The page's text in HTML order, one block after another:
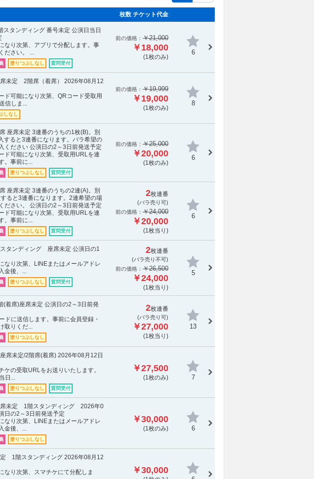
枚数 チケット代金
スタンディング 番号未定 公演日当日
なり次第、アプリで分配します。事
ださい。 ...
塗りつぶしなし 質問受付
前の価格： ￥21,000
￥18,000
(1枚のみ)
6
未定 2階席（着席） 2026年08月12
ド可能になり次第、QRコード受取用
信しま...
しなし
前の価格： ￥19,999
￥19,000
(1枚のみ)
8
座席未定 3連番のうちの1枚(B)。別
すると3連番になります。バラ希望の
ください 公演日の2～3日前発送予定
ド可能になり次第、受取用URLを連
。事前に...
塗りつぶしなし 質問受付
前の価格： ￥25,000
￥20,000
(1枚のみ)
6
座席未定 3連番のうちの2連(A)。別
ると3連番になります。2連希望の場
ださい。 公演日の2～3日前発送予定
ド可能になり次第、受取用URLを連
。事前に...
塗りつぶしなし 質問受付
2枚連番
(バラ売り可)
前の価格： ￥24,000
￥20,000
(1枚当り)
6
タンディング 座席未定 公演日の1
なり次第、LINEまたはメールアドレ
金後、...
塗りつぶしなし 質問受付
2枚連番
(バラ売り不可)
前の価格： ￥26,500
￥24,000
(1枚当り)
5
(着席)座席未定 公演日の2～3日前発
ドに送信します。事前に会員登録・
取りくだ...
塗りつぶしなし
2枚連番
(バラ売り可)
￥27,000
(1枚当り)
13
席未定/2階席(着席) 2026年08月12日
ケの受取URLをお送りいたします。
日...
塗りつぶしなし 質問受付
￥27,500
(1枚のみ) 7
席未定 1階スタンディング 2026年0
日の2～3日前発送予定
なり次第、LINEまたはメールアドレ
金後、...
塗りつぶしなし
￥30,000
(1枚のみ) 6
1階スタンディング 2026年08月12
なり次第、スマチケにて分配しま
￥30,000